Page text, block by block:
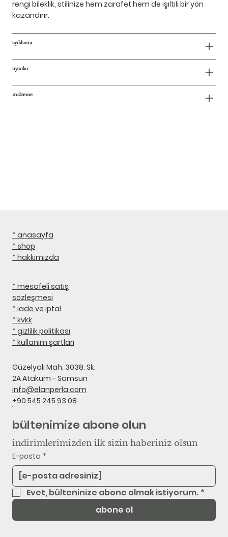
rengi bileklik, stilinize hem zarafet hem de ışıltılı bir yön
kazandırır.
açıklama
uyarılar
malzeme
* anasayfa
* shop
* hakkımızda
* mesafeli satış
sözleşmesi
* iade ve iptal
* kvkk
* gizlilik politikası
* kullanım şartları
Güzelyalı Mah. 3038. Sk.
2A Atakum - Samsun
info@elanperla.com
+90 545 245 93 08
bültenimize abone olun
indirimlerimizden ilk sizin haberiniz olsun
E-posta *
Evet, bülteninize abone olmak istiyorum. *
abone ol